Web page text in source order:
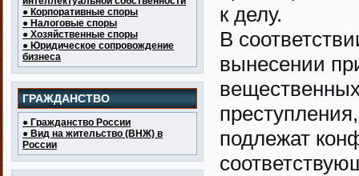
● Корпоративные споры
● Налоговые споры
● Хозяйственные споры
● Юридическое сопровождение
бизнеса
ГРАЖДАНСТВО
● Гражданство России
● Вид на жительство (ВНЖ) в
России
к делу.
В
вынесении
подлежат